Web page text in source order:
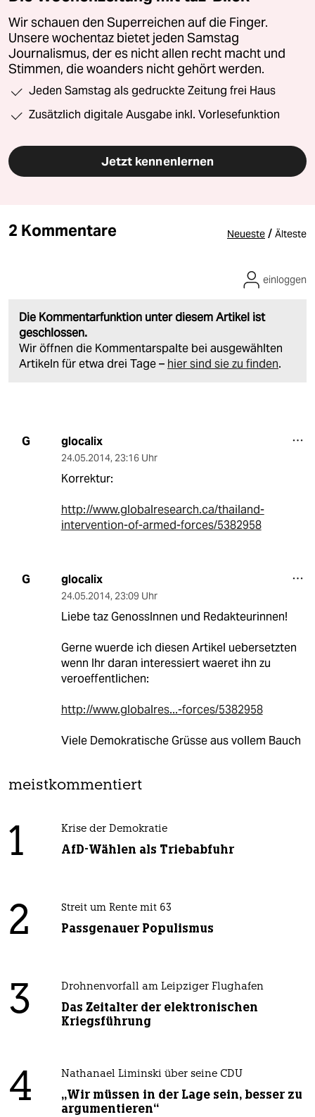
Wir schauen den Superreichen auf die Finger.
Unsere wochentaz bietet jeden Samstag
Journalismus, der es nicht allen recht macht und
Stimmen, die woanders nicht gehört werden.
Jeden Samstag als gedruckte Zeitung frei Haus
Zusätzlich digitale Ausgabe inkl. Vorlesefunktion
Jetzt kennenlernen
2 Kommentare Neueste / Älteste
Die Kommentarfunktion unter diesem Artikel ist
geschlossen.
Wir öffnen die Kommentarspalte bei ausgewählten
Artikeln für etwa drei Tage – hier sind sie zu finden.
einloggen
G glocalix
24.05.2014, 23:16 Uhr
Korrektur:
http://www.globalresearch.ca/thailand-
intervention-of-armed-forces/5382958
G glocalix
24.05.2014, 23:09 Uhr
Liebe taz GenossInnen und Redakteurinnen!
Gerne wuerde ich diesen Artikel uebersetzten
wenn Ihr daran interessiert waeret ihn zu
veroeffentlichen:
http://www.globalres...-forces/5382958
Viele Demokratische Grüsse aus vollem Bauch
meistkommentiert
1 Krise der Demokratie
AfD-Wählen als Triebabfuhr
2 Streit um Rente mit 63
Passgenauer Populismus
3 Drohnenvorfall am Leipziger Flughafen
Das Zeitalter der elektronischen
Kriegsführung
4 Nathanael Liminski über seine CDU
„Wir müssen in der Lage sein, besser zu
argumentieren“